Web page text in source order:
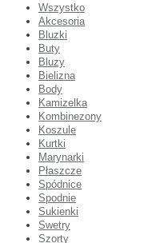
Wszystko
Akcesoria
Bluzki
Buty
Bluzy
Bielizna
Body
Kamizelka
Kombinezony
Koszule
Kurtki
Marynarki
Płaszcze
Spódnice
Spodnie
Sukienki
Swetry
Szorty